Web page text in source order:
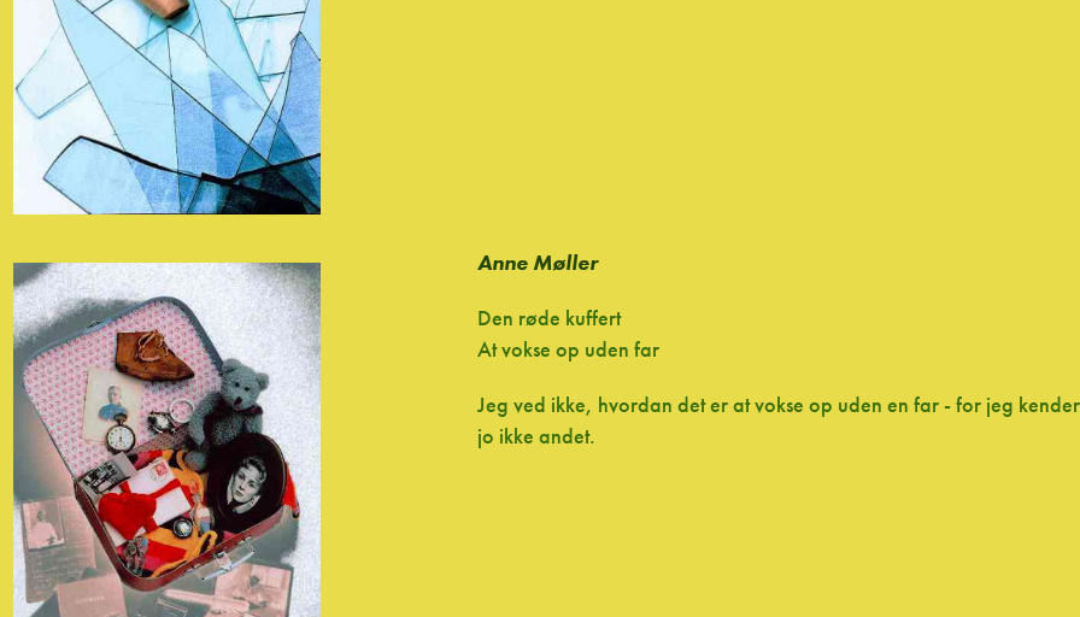
Anne Møller
Den røde kuffert
At vokse op uden far
Jeg ved ikke, hvordan det er at vokse op uden en far - for jeg kender
jo ikke andet.